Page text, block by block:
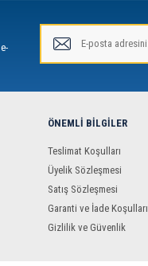
ÖNEMLI BILGILER
Teslimat Koşulları
Üyelik Sözleşmesi
Satış Sözleşmesi
Garanti ve İade Koşulları
Gizlilik ve Güvenlik